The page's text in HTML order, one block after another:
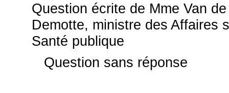
Question écrite de Mme Van
Demotte, ministre des Affaires
Santé publique
Question sans réponse